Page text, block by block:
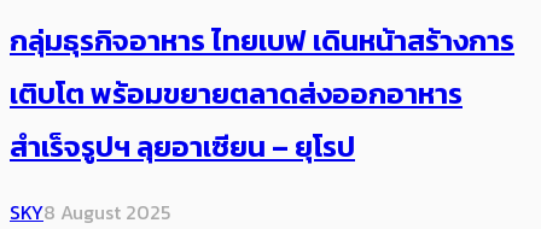
กลุ่มธุรกิจอาหาร ไทยเบฟ เดินหน้าสร้างการ
เติบโต พร้อมขยายตลาดส่งออกอาหาร
สำเร็จรูปฯ ลุยอาเซียน – ยุโรป
SKY8 August 2025